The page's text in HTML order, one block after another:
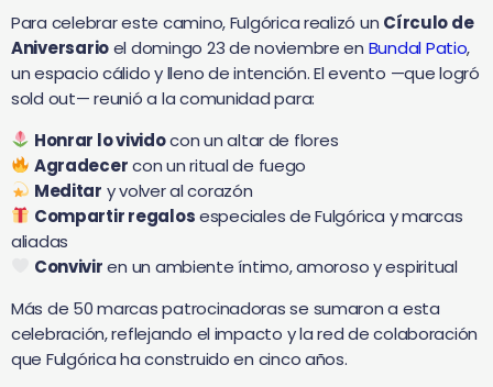
Para celebrar este camino, Fulgórica realizó un Círculo de
Aniversarioel domingo 23 de noviembre en Bundal Patio,
un espacio cálido y lleno de intención. El evento —que logró
sold out— reunió a la comunidad para:
Honrar lo vividocon un altar de flores
Agradecercon un ritual de fuego
Meditar y volver al corazón
Compartir regalosespeciales de Fulgórica y marcas
aliadas
Conviviren un ambiente íntimo, amoroso y espiritual
Más de 50 marcas patrocinadoras se sumaron a esta
celebración, reflejando el impacto y la red de colaboración
que Fulgórica ha construido en cinco años.